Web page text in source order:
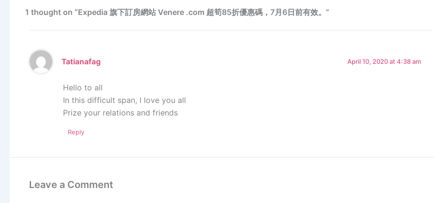
1 thought on “Expedia 旗下訂房網站 Venere .com 超筍85折優惠碼，7月6日前有效。”
Tatianafag April 10, 2020 at 4:38 am
Hello to all
In this difficult span, I love you all
Prize your relations and friends
Reply
Leave a Comment